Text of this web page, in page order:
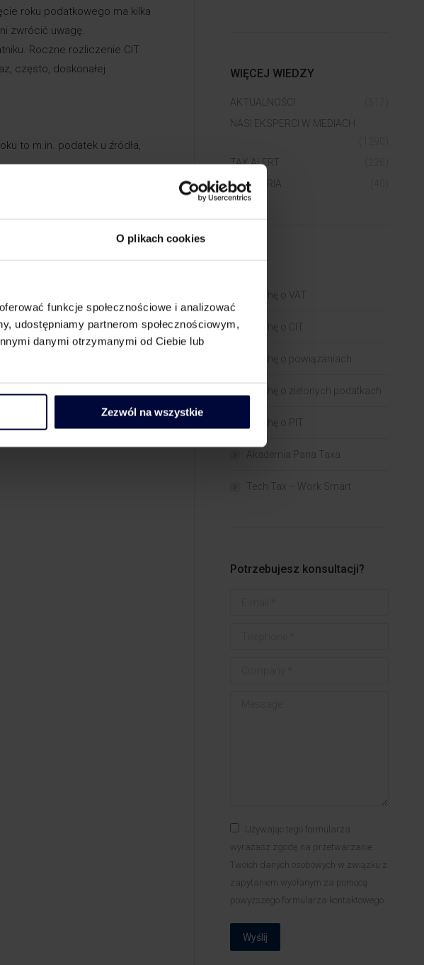
O plikach cookies
funkcje społecznościowe i analizować
udostępniamy partnerom społecznościowym,
danymi otrzymanymi od Ciebie lub
Zezwól na wszystkie
roku podatkowego ma kilka
zwrócić uwagę.
Roczne rozliczenie CIT
często, doskonałej
to m.in. podatek u źródła,
po stronie
się sytuacje,
z minimalnym
Polskiego Ładu,
Roczne rozliczenie
nakładu pracy ze strony
zamknieciem-
WIĘCEJ WIEDZY
AKTUALNOŚCI
NASI EKSPERCI W MEDIACH
TAX ALERT
WEBINARIA
Trochę o VAT
Trochę o CIT
Trochę o powiązaniach​
Trochę o zielonych podatkach
Trochę o PIT
Akademia Pana Taxa
Tech Tax – Work Smart
Potrzebujesz konsultacji?
Używając tego formularza
wyrażasz zgodę na przetwarzanie
Twoich danych osobowych w związku z
zapytaniem wysłanym za pomocą
powyższego formularza kontaktowego
Wyślij